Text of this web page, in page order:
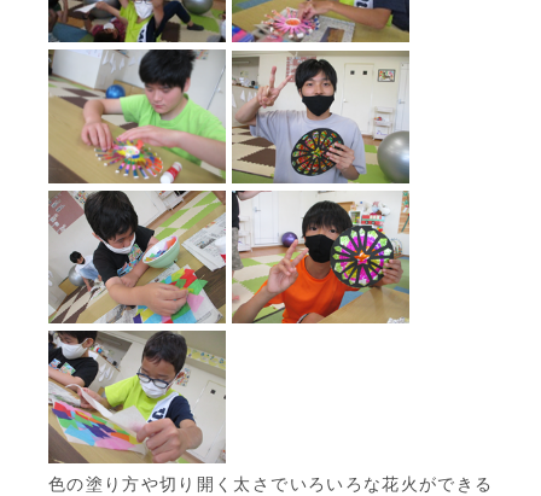
色の塗り方や切り開く太さでいろいろな花火ができる